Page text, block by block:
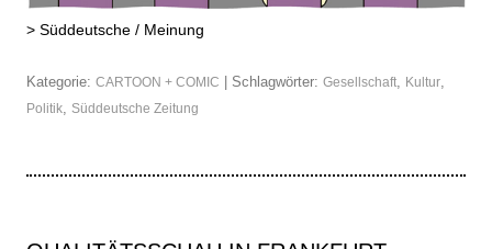
> Süddeutsche / Meinung
Kategorie: CARTOON + COMIC | Schlagwörter: Gesellschaft Kultur
Politik Süddeutsche Zeitung